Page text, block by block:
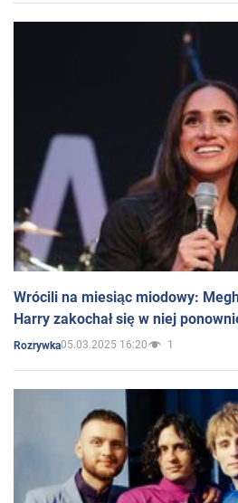
Wrócili na miesiąc miodowy:
Harry zakochał się w niej
Rozrywka05.03.2025 16:20 1